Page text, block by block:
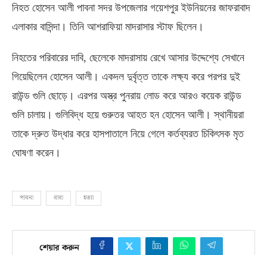
নিহত হোসেন আলী পাবনা সদর উপজেলার গয়েশপুর ইউনিয়নের জাফরাবাদ
এলাকার বাসিন্দা। তিনি আশরাফিয়া মাদরাসার স্টাফ ছিলেন।
নিহতের পরিবারের দাবি, ছেলেকে মাদরাসায় রেখে আসার উদ্দেশ্যে সেখানে
গিয়েছিলেন হোসেন আলী। একদল দুর্বৃত্ত তাকে লক্ষ্য করে পরপর দুই
রাউন্ড গুলি ছোড়ে। এরপর অস্ত্র পুনরায় লোড করে আরও কয়েক রাউন্ড
গুলি চালায়। গুলিবিদ্ধ হয়ে গুরুতর আহত হন হোসেন আলী। স্থানীয়রা
তাকে দ্রুত উদ্ধার করে হাসপাতালে নিয়ে গেলে কর্তব্যরত চিকিৎসক মৃত
ঘোষণা করেন।
পাবনা বাবা হত্যা
শেয়ার করুন